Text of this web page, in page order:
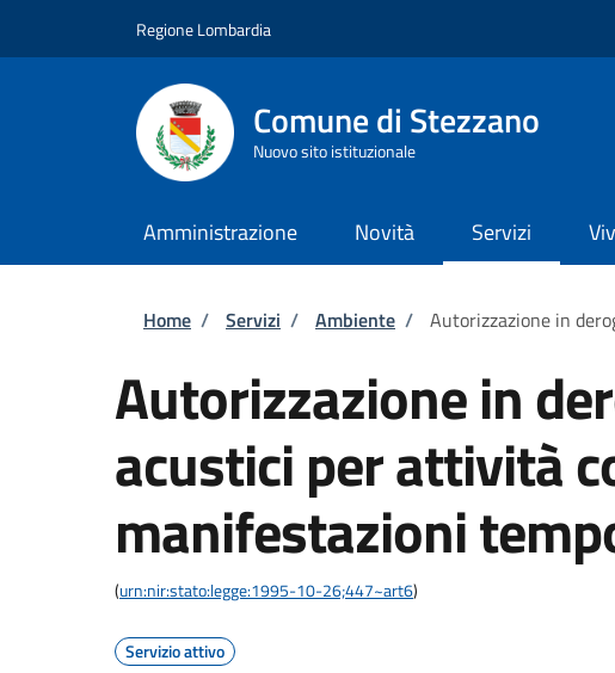
Regione Lombardia
Comune di Stezzano
Nuovo sito istituzionale
Amministrazione Novità Servizi
Briciole di pane
Home / Servizi / Ambiente / Autorizzazione in
Autorizzazione in
acustici per attività
manifestazioni
(urn:nir:stato:legge:1995-10-26;447~art6)
Servizio attivo